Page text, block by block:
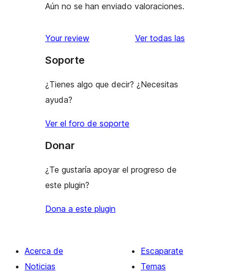
Aún no se han enviado valoraciones.
Your review Ver todas las
Soporte
¿Tienes algo que decir? ¿Necesitas
ayuda?
Ver el foro de soporte
Donar
¿Te gustaría apoyar el progreso de
este plugin?
Dona a este plugin
Acerca de
Noticias
Escaparate
Temas